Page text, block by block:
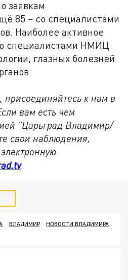
заявкам
85 − со специалистами
Наиболее активное
специалистами НМИЦ
глазных болезней
присоединяйтесь к нам в
вам есть чем
"Царьград Владимир/
свои наблюдения,
.
ВЛАДИМИР
НОВОСТИ ВЛАДИМИРА